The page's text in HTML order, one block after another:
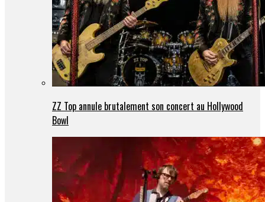
ZZ Top annule brutalement son concert au Hollywood
Bowl